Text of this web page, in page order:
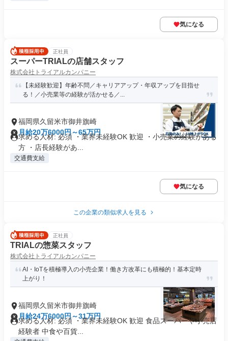
気になる
正社員
スーパーTRIALの店舗スタッフ
株式会社トライアルカンパニー
【未経験歓迎】年齢不問／キャリアアップ・年収アップを目指せ
る！／小売業等の経験が活かせる／...
福岡県久留米市御井旗崎
月給20万6000円～65万円
求める人材: 必須 ・業界未経験OK 歓迎 ・小売業の経験がある
方 ・店長経験があ...
交通費支給
気になる
この企業の類似求人を見る
正社員
TRIALの惣菜スタッフ
株式会社トライアルカンパニー
AI・IoTを積極導入の小売企業！働き方改革にも積極的！基本定時
上がり！
福岡県久留米市御井旗崎
月給24万6000円～31万円
求める人材: 必須 ・業界未経験OK 歓迎 食品スーパーや小売店
経験者 中食や百貨...